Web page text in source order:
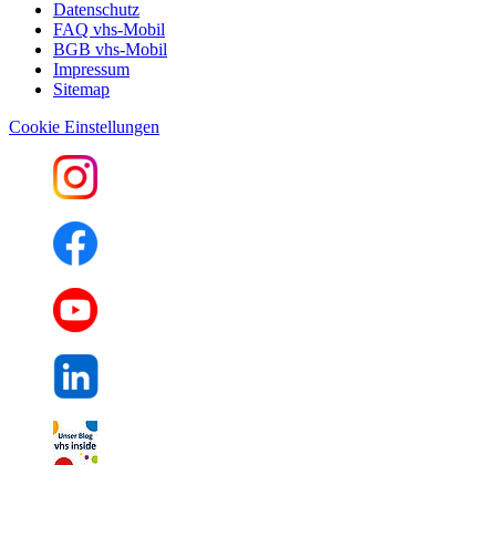
Datenschutz
FAQ vhs-Mobil
BGB vhs-Mobil
Impressum
Sitemap
Cookie Einstellungen